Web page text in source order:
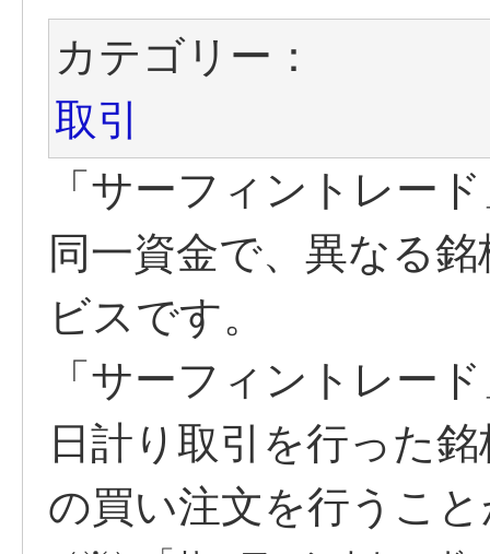
カテゴリー：
取引
「サーフィントレー
同一資金で、異なる
ビスです。
「サーフィントレー
日計り取引を行った
の買い注文を行うこ